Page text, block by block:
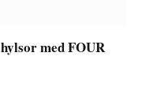
med FOUR